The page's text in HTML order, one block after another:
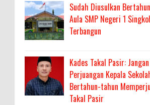
Sudah Diusulkan
Aula SMP Negeri 1
Terbangun
Kades Takal Pasir:
Perjuangan Kepala
Bertahun-tahun
Takal Pasir